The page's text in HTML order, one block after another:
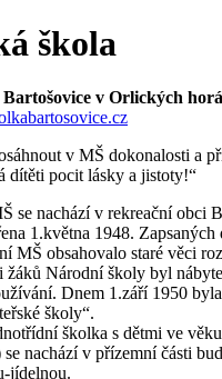
škola
v Orlických
v MŠ dokonalosti a
dítěti pocit lásky a jistoty!“
se nachází v rekreační obci
1.května 1948. Zapsaných
MŠ obsahovalo staré věci
žáků Národní školy byl
Dnem 1.září 1950 byla
školy“.
školka s dětmi ve
se nachází v přízemní části
jídelnou.